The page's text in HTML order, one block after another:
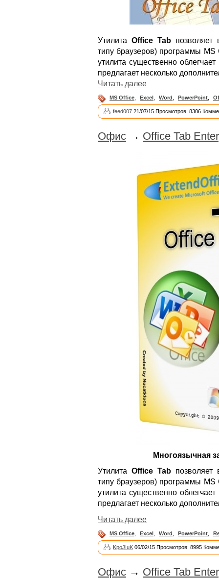
Утилита Office Tab позволяет
типу браузеров) программы MS
утилита существенно
предлагает несколько
Читать далее
MS Office, Excel , Word , PowerPoint,
feed007 21/07/15 Просмотров: 8306
Офис → Office Tab
Многоязычная
Утилита Office Tab позволяет
типу браузеров) программы MS
утилита существенно
предлагает несколько
Читать далее
MS Office, Excel , Word , PowerPoint,
KpoJIuK 06/02/15 Просмотров: 8995
Офис → Office Tab